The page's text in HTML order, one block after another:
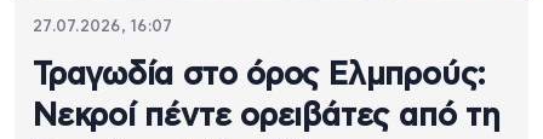
27.07.2026, 16:07
Τραγωδία στο όρος Ελμπρούς:
Νεκροί πέντε ορειβάτες από τη